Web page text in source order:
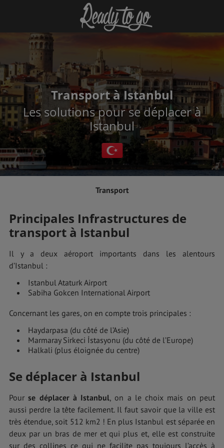
Transport à Istanbul
Les solutions pour se déplacer à
Istanbul
Transport
Principales Infrastructures de
transport à Istanbul
Il y a deux aéroport importants dans les alentours
d’Istanbul :
Istanbul Ataturk Airport
Sabiha Gokcen International Airport
Concernant les gares, on en compte trois principales :
Haydarpasa (du côté de l’Asie)
Marmaray Sirkeci İstasyonu (du côté de l’Europe)
Halkali (plus éloignée du centre)
Se déplacer à Istanbul
Pourse déplacer à Istanbul, on a le choix mais on peut
aussi perdre la tête facilement. Il faut savoir que la ville est
très étendue, soit 512 km2 ! En plus Istanbul est séparée en
deux par un bras de mer et qui plus et, elle est construite
sur des collines ce qui ne facilite pas toujours l’accès à